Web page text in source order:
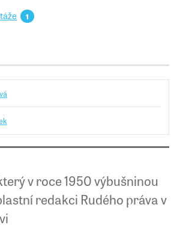
1
v roce 1950 výbušninou
redakci Rudého práva v